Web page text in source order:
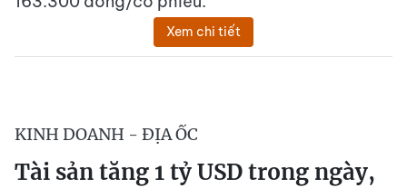
Xem chi tiết
KINH DOANH - ĐỊA ỐC
Tài sản tăng 1 tỷ USD trong ngày,